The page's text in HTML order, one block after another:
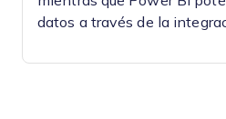
datos a través de la